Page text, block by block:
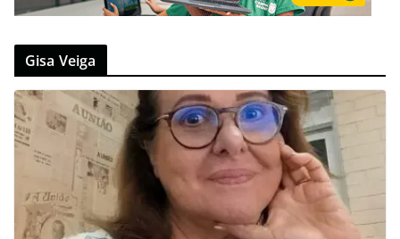
Gisa Veiga